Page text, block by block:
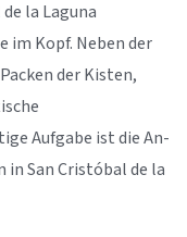
la Laguna
im Kopf. Neben der
der Kisten,
Aufgabe ist die An-
San Cristóbal de la